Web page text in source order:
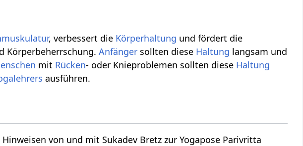
, verbessert die Körperhaltung und fördert die
Körperbeherrschung.Anfänger sollten diese Haltung langsam und
mit Rücken- oder Knieproblemen sollten diese Haltung
ausführen.
von und mit Sukadev Bretz zur Yogapose Parivritta